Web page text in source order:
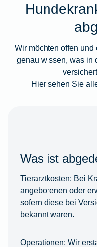
Wir möchten offen
genau wissen, was in
Hier sehen Sie
Was ist
Tierarztkosten: Bei
angeborenen oder
sofern diese bei
bekannt waren.
Operationen: Wir